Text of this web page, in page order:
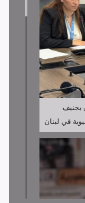
بجنيف
في لبنان